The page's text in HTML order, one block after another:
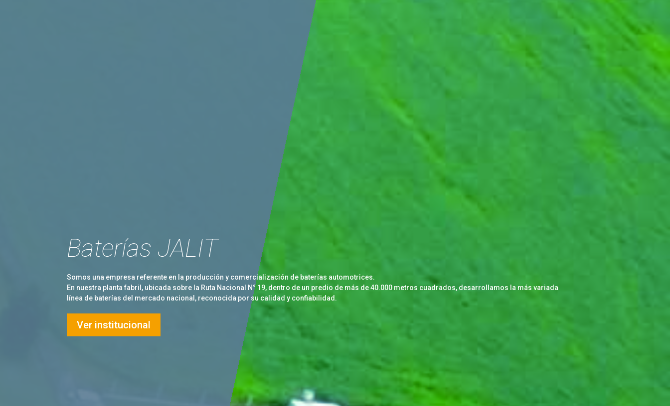
Baterías JALIT
Somos una empresa referente en la producción y comercialización de baterías automotrices.
En nuestra planta fabril, ubicada sobre la Ruta Nacional N° 19, dentro de un predio de más de 40.000 metros cuadrados, desarrollamos la más variada
línea de baterías del mercado nacional, reconocida por su calidad y confiabilidad.
Ver institucional